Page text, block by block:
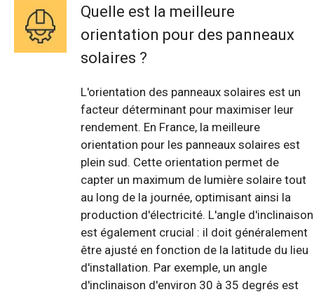
Quelle est la meilleure
orientation pour des panneaux
solaires ?
L'orientation des panneaux solaires est un
facteur déterminant pour maximiser leur
rendement. En France, la meilleure
orientation pour les panneaux solaires est
plein sud. Cette orientation permet de
capter un maximum de lumière solaire tout
au long de la journée, optimisant ainsi la
production d'électricité. L'angle d'inclinaison
est également crucial : il doit généralement
être ajusté en fonction de la latitude du lieu
d'installation. Par exemple, un angle
d'inclinaison d'environ 30 à 35 degrés est